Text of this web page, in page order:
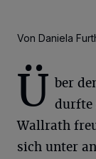
Von Daniela
Ü ber
durfte
Wallrath
sich unter